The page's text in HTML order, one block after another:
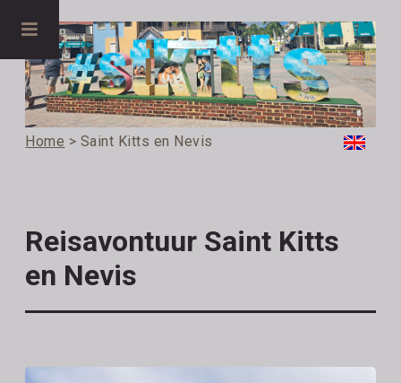
Home > Saint Kitts en Nevis
Reisavontuur Saint Kitts
en Nevis